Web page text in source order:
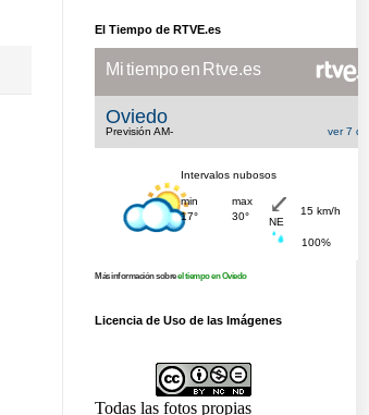
El Tiempo de RTVE.es
Más información sobreel tiempo en Oviedo
Licencia de Uso de las Imágenes
Todas las fotos propias